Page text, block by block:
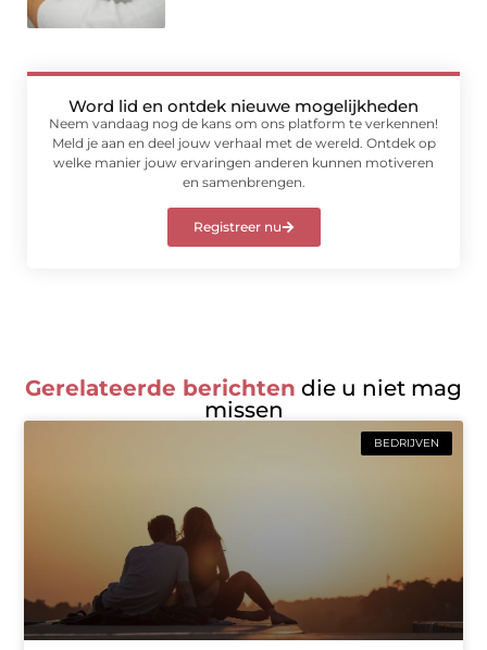
Word lid en ontdek nieuwe mogelijkheden
Neem vandaag nog de kans om ons platform te verkennen!
Meld je aan en deel jouw verhaal met de wereld. Ontdek op
welke manier jouw ervaringen anderen kunnen motiveren
en samenbrengen.
Registreer nu
Gerelateerde berichten die u niet mag
missen
BEDRIJVEN